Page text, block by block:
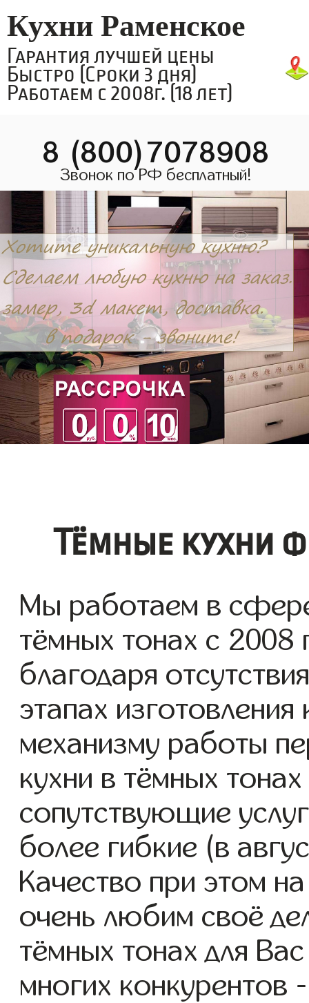
Кухни Раменское
Гарантия лучшей цены
Быстро (Сроки 3 дня)
Работаем с 2008г. (18 лет)
8 (800)7078908
Звонок по РФ бесплатный!
Тёмные кухни
Мы работаем в
тёмных тонах с 2008
благодаря
этапах
механизму работы
кухни в тёмных
сопутствующие
более гибкие (в
Качество при этом
очень любим своё
тёмных тонах для
многих конкурентов